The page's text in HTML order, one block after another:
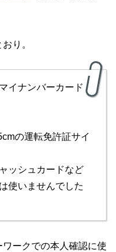
り。
イナンバーカード
の運転免許証サイ
ッシュカードなど
使いませんでした
ワークでの本人確認に使